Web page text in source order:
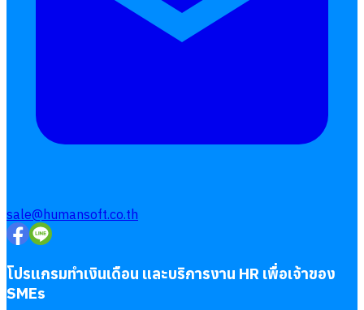
sale@humansoft.co.th
โปรแกรมทำเงินเดือน และบริการงาน HR เพื่อเจ้าของ
SMEs